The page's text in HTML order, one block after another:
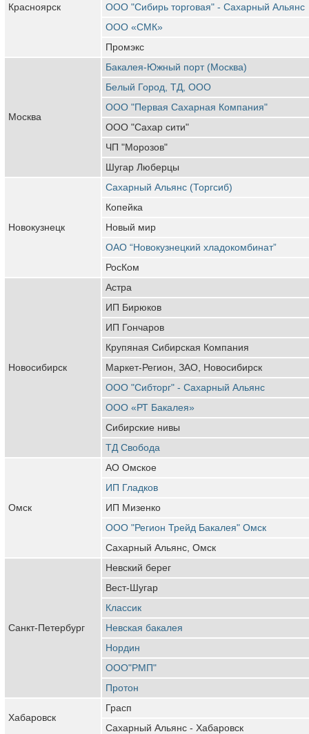
Красноярск
ООО "Сибирь торговая" - Сахарный Альянс
ООО «СМК»
Промэкс
Москва
Бакалея-Южный порт (Москва)
Белый Город, ТД, ООО
ООО "Первая Сахарная Компания"
ООО "Сахар сити"
ЧП "Морозов"
Шугар Люберцы
Новокузнецк
Сахарный Альянс (Торгсиб)
Копейка
Новый мир
ОАО “Новокузнецкий хладокомбинат”
РосКом
Новосибирск
Астра
ИП Бирюков
ИП Гончаров
Крупяная Сибирская Компания
Маркет-Регион, ЗАО, Новосибирск
ООО "Сибторг" - Сахарный Альянс
ООО «РТ Бакалея»
Сибирские нивы
ТД Свобода
Омск
АО Омское
ИП Гладков
ИП Мизенко
ООО "Регион Трейд Бакалея" Омск
Сахарный Альянс, Омск
Санкт-Петербург
Невский берег
Вест-Шугар
Классик
Невская бакалея
Нордин
ООО"РМП"
Протон
Хабаровск
Грасп
Сахарный Альянс - Хабаровск